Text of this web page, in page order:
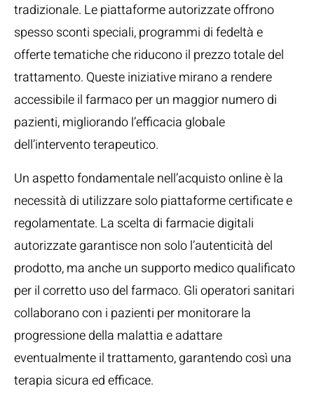
tradizionale. Le piattaforme autorizzate offrono
spesso sconti speciali, programmi di fedeltà e
offerte tematiche che riducono il prezzo totale del
trattamento. Queste iniziative mirano a rendere
accessibile il farmaco per un maggior numero di
pazienti, migliorando l’efficacia globale
dell’intervento terapeutico.
Un aspetto fondamentale nell’acquisto online è la
necessità di utilizzare solo piattaforme certificate e
regolamentate. La scelta di farmacie digitali
autorizzate garantisce non solo l’autenticità del
prodotto, ma anche un supporto medico qualificato
per il corretto uso del farmaco. Gli operatori sanitari
collaborano con i pazienti per monitorare la
progressione della malattia e adattare
eventualmente il trattamento, garantendo così una
terapia sicura ed efficace.